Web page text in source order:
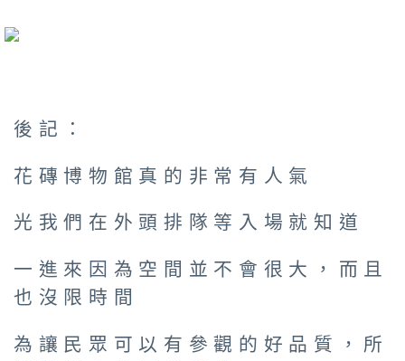
後記：
花磚博物館真的非常有人氣
光我們在外頭排隊等入場就知道
一進來因為空間並不會很大，而且
也沒限時間
為讓民眾可以有參觀的好品質，所